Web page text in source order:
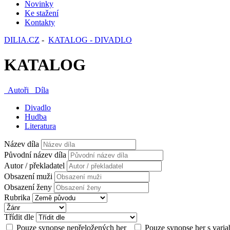
Novinky
Ke stažení
Kontakty
DILIA.CZ - KATALOG - DIVADLO
KATALOG
Autoři
Díla
Divadlo
Hudba
Literatura
Název díla
Původní název díla
Autor / překladatel
Obsazení muži
Obsazení ženy
Rubrika
Třídit dle
Pouze synopse nepřeložených her
Pouze synopse her s